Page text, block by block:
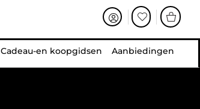
Cadeau-en koopgidsen Aanbiedingen